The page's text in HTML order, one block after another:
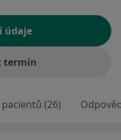
údaje
termín
(26)